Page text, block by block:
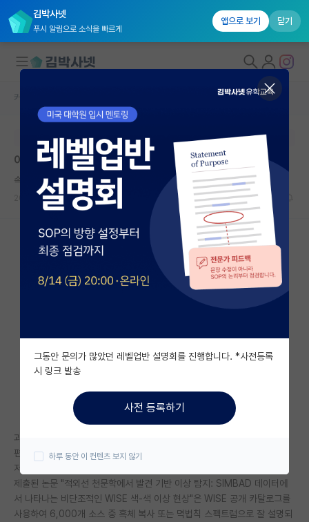
김박사넷
푸시 알림으로 소식을 빠르게
앱으로 보기 닫기
대학원생 모집
국내대학원 정보
연구실&오픈랩
커뮤니티
커뮤니티 홈
전체글보기
베스트 게시판
자유 게시판(아무개랩)
미국 유학 게시판
미국 대학원 합격 후기 게시판
대학원생 모집 게시판
연구실(PI) 홍보 게시판
석박사 채용 정보 게시판
커뮤니티 홈
본문이 수정되지 않는 박제글입니다.
아쉽게도 리젝이네요 .그래도 좋아요
속편한 공자
2026.05.20 12 8488
과학 편집자의 의견:
편집자
저자에게 보내는 의견:
제출된 논문 "적외선 천문학에서 발견 기반 이상 탐지: SIMBAD 데이터에
서 나타나는 비단조적인 WISE 색-색 이상 현상"은 WISE 공개 카탈로그를
사용하여 6,000개 소스 중 흑체 복사 또는 멱법칙 스펙트럼으로 잘 설명되
그동안 문의가 많았던 레벨업반 설명회를 진행합니다. *사전등록
시 링크 발송
사전 등록하기
하루 동안 이 컨텐츠 보지 않기